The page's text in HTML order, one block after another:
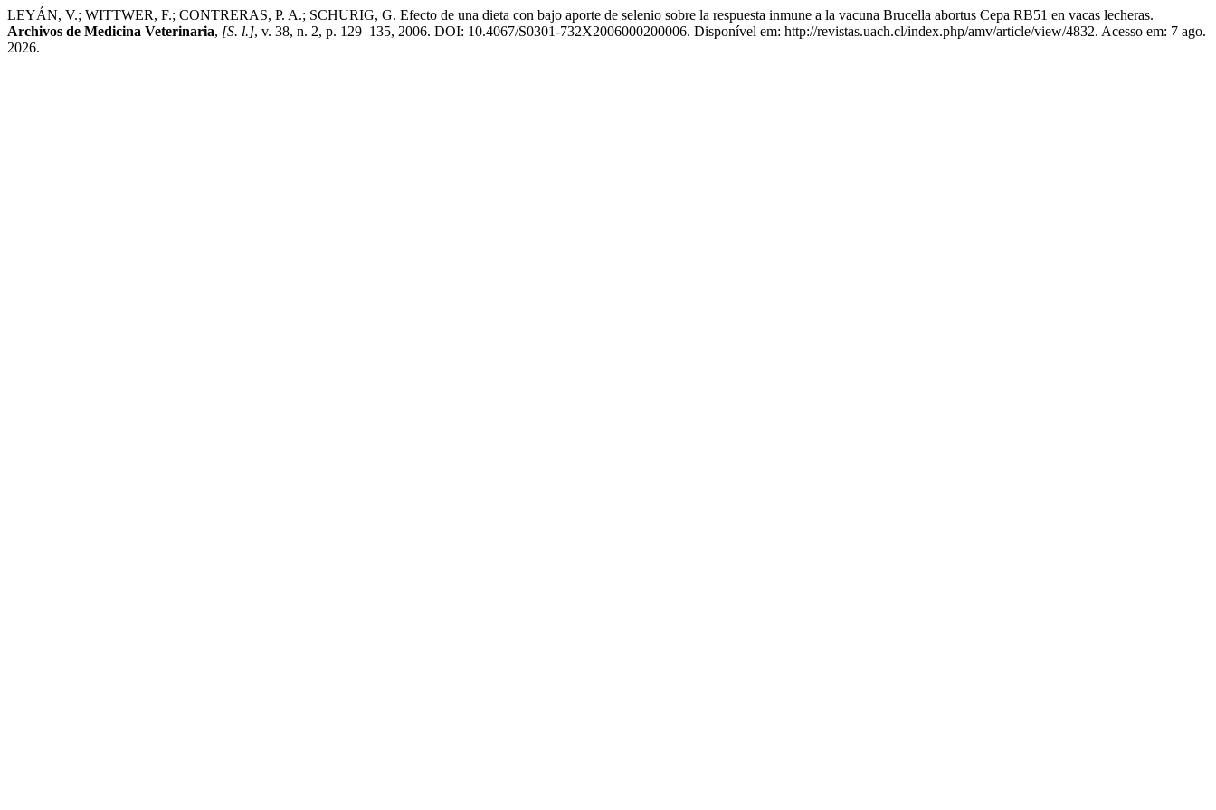
LEYÁN, V.; WITTWER, F.; CONTRERAS, P. A.; SCHURIG, G. Efecto de una dieta con bajo aporte de selenio sobre la respuesta inmune a la vacuna Brucella abortus Cepa RB51 en vacas lecheras.
Archivos de Medicina Veterinaria, [S. l.], v. 38, n. 2, p. 129–135, 2006. DOI: 10.4067/S0301-732X2006000200006. Disponível em: http://revistas.uach.cl/index.php/amv/article/view/4832. Acesso em: 7 ago.
2026.